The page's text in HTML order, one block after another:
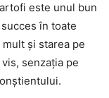
este unul bun
în toate
și starea pe
senzația pe